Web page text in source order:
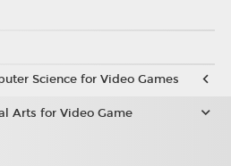
Science for Video Games
Arts for Video Game